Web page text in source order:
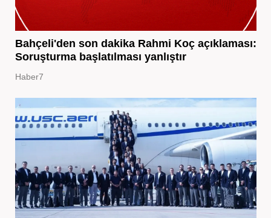
Bahçeli'den son dakika Rahmi Koç açıklaması:
Soruşturma başlatılması yanlıştır
Haber7